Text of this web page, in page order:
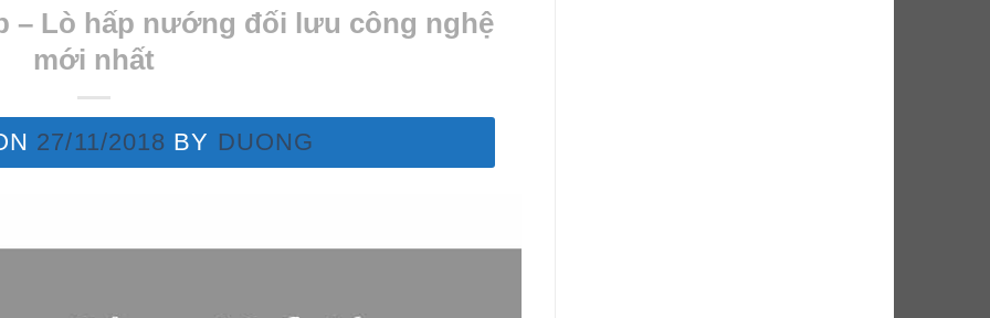
– Lò hấp nướng đối lưu công nghệ
mới nhất
27/11/2018 BY DUONG